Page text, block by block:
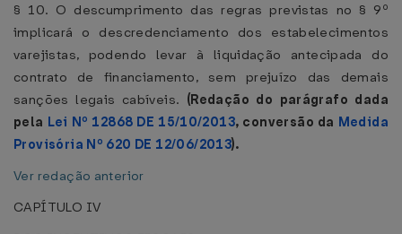
§ 10. O descumprimento das regras previstas no § 9º
implicará o descredenciamento dos estabelecimentos
varejistas, podendo levar à liquidação antecipada do
contrato de financiamento, sem prejuízo das demais
sanções legais cabíveis. (Redação do parágrafo dada
pela Lei Nº 12868 DE 15/10/2013, conversão da Medida
Provisória Nº 620 DE 12/06/2013).
Ver redação anterior
CAPÍTULO IV